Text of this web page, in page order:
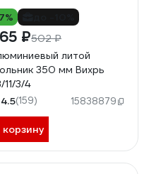
₽502 ₽
литой
350 мм Вихрь
11/3/4
4.5(159) 15838879
корзину